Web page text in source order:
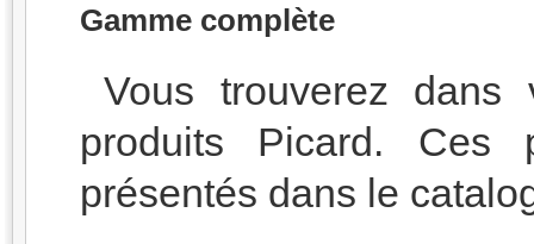
Gamme complète
Vous trouverez dans
produits Picard. Ces
présentés dans le